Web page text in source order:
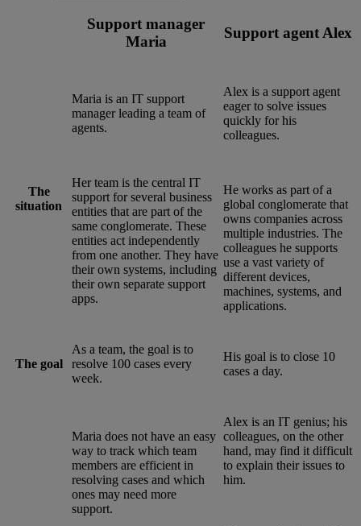
Support manager
Maria
Support agent Alex
The
situation
Maria is an IT support
manager leading a team of
agents.
Her team is the central IT
support for several business
entities that are part of the
same conglomerate. These
entities act independently
from one another. They have
their own systems, including
their own separate support
apps.
Alex is a support agent
eager to solve issues
quickly for his
colleagues.
He works as part of a
global conglomerate that
owns companies across
multiple industries. The
colleagues he supports
use a vast variety of
different devices,
machines, systems, and
applications.
The goal
As a team, the goal is to
resolve 100 cases every
week.
His goal is to close 10
cases a day.
Maria does not have an easy
way to track which team
members are efficient in
resolving cases and which
ones may need more
support.
Alex is an IT genius; his
colleagues, on the other
hand, may find it difficult
to explain their issues to
him.